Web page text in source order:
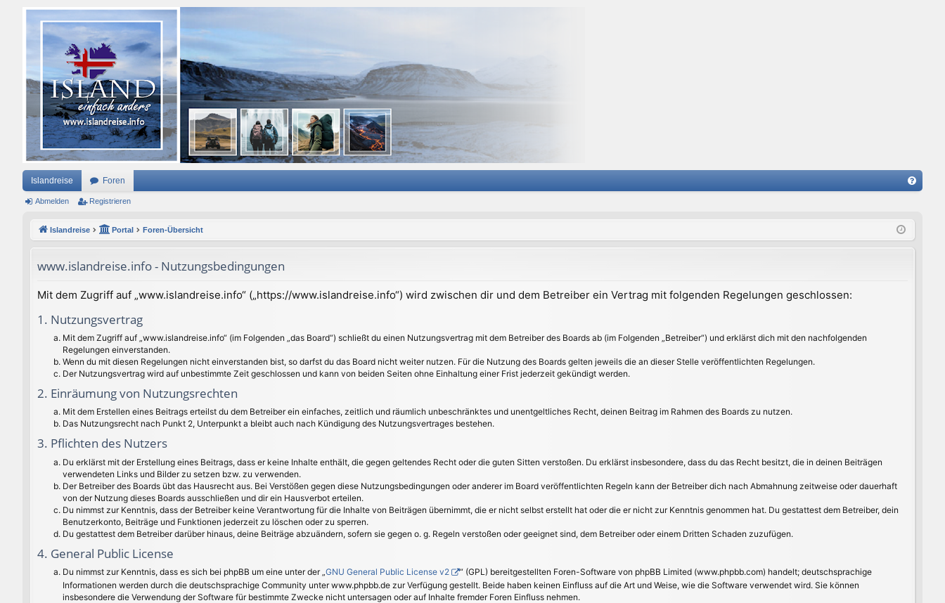
Islandreise Foren
Q
Abmelden Registrieren
Islandreise Portal Foren-Übersicht
www.islandreise.info - Nutzungsbedingungen
Mit dem Zugriff auf „www.islandreise.info“ („https://www.islandreise.info“) wird zwischen dir und dem Betreiber ein Vertrag mit folgenden Regelungen geschlossen:
1. Nutzungsvertrag
Mit dem Zugriff auf „www.islandreise.info“ (im Folgenden „das Board“) schließt du einen Nutzungsvertrag mit dem Betreiber des Boards ab (im Folgenden „Betreiber“) und erklärst dich mit den nachfolgenden
Regelungen einverstanden.
Wenn du mit diesen Regelungen nicht einverstanden bist, so darfst du das Board nicht weiter nutzen. Für die Nutzung des Boards gelten jeweils die an dieser Stelle veröffentlichten Regelungen.
Der Nutzungsvertrag wird auf unbestimmte Zeit geschlossen und kann von beiden Seiten ohne Einhaltung einer Frist jederzeit gekündigt werden.
2. Einräumung von Nutzungsrechten
Mit dem Erstellen eines Beitrags erteilst du dem Betreiber ein einfaches, zeitlich und räumlich unbeschränktes und unentgeltliches Recht, deinen Beitrag im Rahmen des Boards zu nutzen.
Das Nutzungsrecht nach Punkt 2, Unterpunkt a bleibt auch nach Kündigung des Nutzungsvertrages bestehen.
3. Pflichten des Nutzers
Du erklärst mit der Erstellung eines Beitrags, dass er keine Inhalte enthält, die gegen geltendes Recht oder die guten Sitten verstoßen. Du erklärst insbesondere, dass du das Recht besitzt, die in deinen Beiträgen
verwendeten Links und Bilder zu setzen bzw. zu verwenden.
Der Betreiber des Boards übt das Hausrecht aus. Bei Verstößen gegen diese Nutzungsbedingungen oder anderer im Board veröffentlichten Regeln kann der Betreiber dich nach Abmahnung zeitweise oder dauerhaft
von der Nutzung dieses Boards ausschließen und dir ein Hausverbot erteilen.
Du nimmst zur Kenntnis, dass der Betreiber keine Verantwortung für die Inhalte von Beiträgen übernimmt, die er nicht selbst erstellt hat oder die er nicht zur Kenntnis genommen hat. Du gestattest dem Betreiber, dein
Benutzerkonto, Beiträge und Funktionen jederzeit zu löschen oder zu sperren.
Du gestattest dem Betreiber darüber hinaus, deine Beiträge abzuändern, sofern sie gegen o. g. Regeln verstoßen oder geeignet sind, dem Betreiber oder einem Dritten Schaden zuzufügen.
4. General Public License
Du nimmst zur Kenntnis, dass es sich bei phpBB um eine unter der „GNU General Public License v2
“ (GPL) bereitgestellten Foren-Software von phpBB Limited (www.phpbb.com) handelt; deutschsprachige
Informationen werden durch die deutschsprachige Community unter www.phpbb.de zur Verfügung gestellt. Beide haben keinen Einfluss auf die Art und Weise, wie die Software verwendet wird. Sie können
insbesondere die Verwendung der Software für bestimmte Zwecke nicht untersagen oder auf Inhalte fremder Foren Einfluss nehmen.